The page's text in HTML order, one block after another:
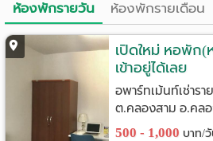
ค้นตามจังหวัด
ค้นจากสถานศึกษา
ค้นจากแผนที่
ค้นแบบละเอียด
ท
เม้น
ห้องพักรายวัน
ห้องพักรายเดือน
เปิดใหม่ หอพัก(
เข้าอยู่ได้เลย
อพาร์ทเม้นท์เช่าร
ต.คลองสาม อ.คล
500 - 1,000 บาท/